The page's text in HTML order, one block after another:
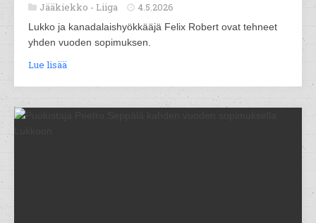
Jääkiekko - Liiga 4.5.2026
Lukko ja kanadalaishyökkääjä Felix Robert ovat tehneet
yhden vuoden sopimuksen.
Lue lisää